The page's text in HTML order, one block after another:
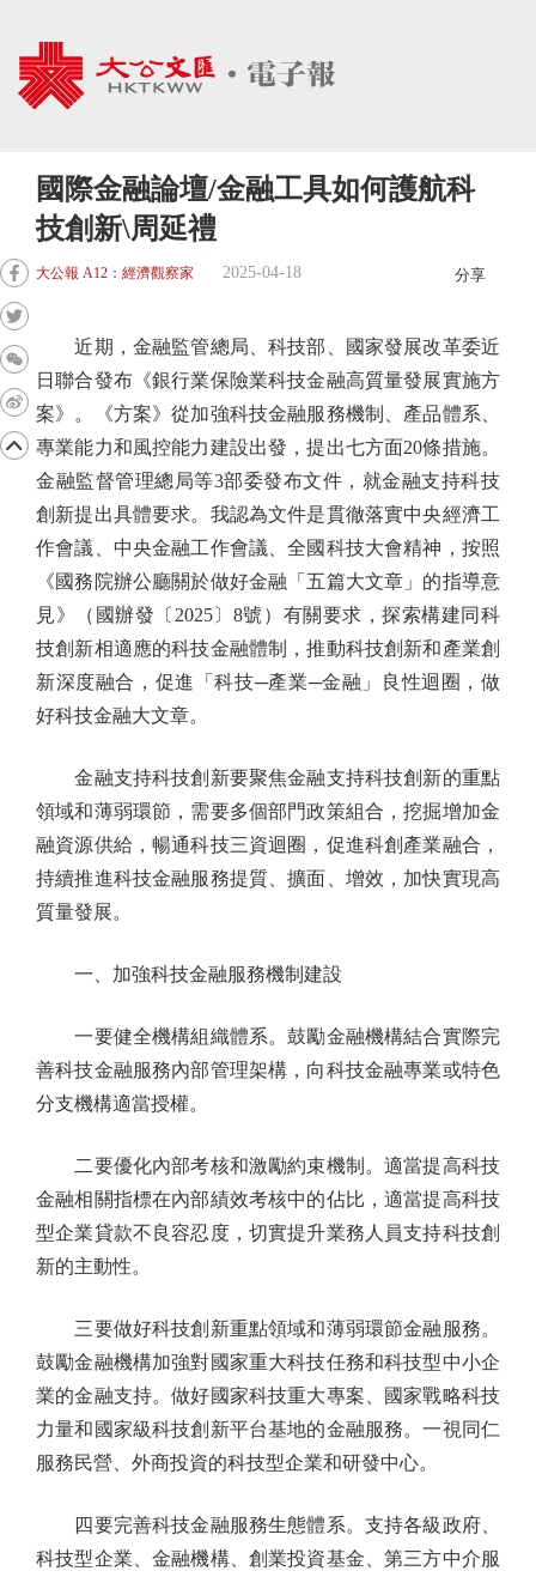
國際金融論壇/金融工具如何護航科
技創新\周延禮
大公報 A12：經濟觀察家 2025-04-18 分享
近期，金融監管總局、科技部、國家發展改革委近
日聯合發布《銀行業保險業科技金融高質量發展實施方
案》。《方案》從加強科技金融服務機制、產品體系、
專業能力和風控能力建設出發，提出七方面20條措施。
金融監督管理總局等3部委發布文件，就金融支持科技
創新提出具體要求。我認為文件是貫徹落實中央經濟工
作會議、中央金融工作會議、全國科技大會精神，按照
《國務院辦公廳關於做好金融「五篇大文章」的指導意
見》（國辦發〔2025〕8號）有關要求，探索構建同科
技創新相適應的科技金融體制，推動科技創新和產業創
新深度融合，促進「科技─產業─金融」良性迴圈，做
好科技金融大文章。
金融支持科技創新要聚焦金融支持科技創新的重點
領域和薄弱環節，需要多個部門政策組合，挖掘增加金
融資源供給，暢通科技三資迴圈，促進科創產業融合，
持續推進科技金融服務提質、擴面、增效，加快實現高
質量發展。
一、加強科技金融服務機制建設
一要健全機構組織體系。鼓勵金融機構結合實際完
善科技金融服務內部管理架構，向科技金融專業或特色
分支機構適當授權。
二要優化內部考核和激勵約束機制。適當提高科技
金融相關指標在內部績效考核中的佔比，適當提高科技
型企業貸款不良容忍度，切實提升業務人員支持科技創
新的主動性。
三要做好科技創新重點領域和薄弱環節金融服務。
鼓勵金融機構加強對國家重大科技任務和科技型中小企
業的金融支持。做好國家科技重大專案、國家戰略科技
力量和國家級科技創新平台基地的金融服務。一視同仁
服務民營、外商投資的科技型企業和研發中心。
四要完善科技金融服務生態體系。支持各級政府、
科技型企業、金融機構、創業投資基金、第三方中介服